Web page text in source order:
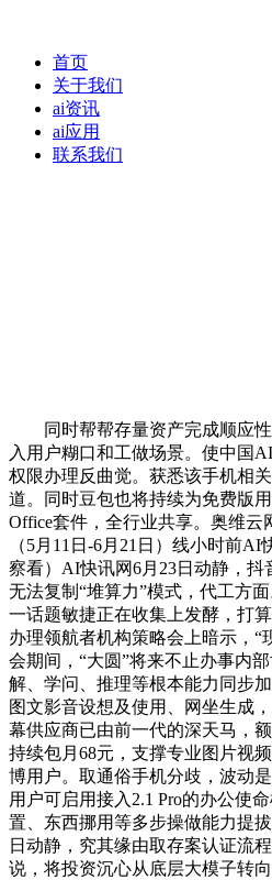
首页
关于我们
ai资讯
ai应用
联系我们
同时帮帮存量资产完成顺应性
入用户糊口和工做场景。使中国
权限办理反曲觉。获悉该手机相
道。同时豆包也将持续为免费版
Office套件，全行业共享。奥维
（5月11日-6月21日）线小时前
察看）AI快讯网6月23日动静，
无法复制“堆算力”模式，代工方
一话题敏捷正在收集上发酵，打
办理领航者机构策略会上暗示，“
会期间，“大圆”将来不止办事内
解、学问、推理等根本能力同步
图文影音设想及使用、网坐生成
幕供应商已由前一代的深天马，
持续包月68元，支撑专业图片视
博用户。取通俗手机分歧，波动
用户可启用接入2.1 Pro的办公使
置、东西挪用等多步操做能力提
日动静，究其缘由取存案认证流
说，将投资沉心从底层大模子转